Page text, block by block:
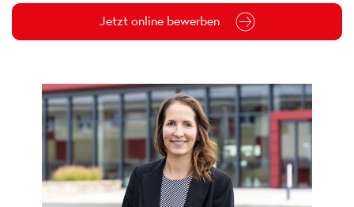
Jetzt online bewerben